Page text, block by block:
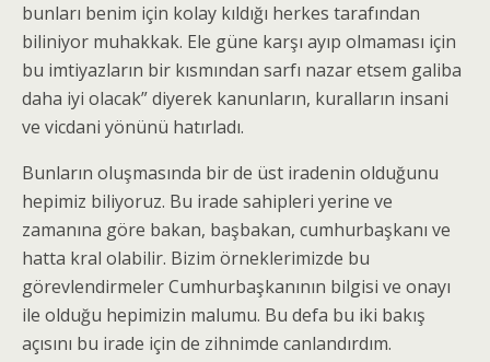
bunları benim için kolay kıldığı herkes tarafından
biliniyor muhakkak. Ele güne karşı ayıp olmaması için
bu imtiyazların bir kısmından sarfı nazar etsem galiba
daha iyi olacak” diyerek kanunların, kuralların insani
ve vicdani yönünü hatırladı.
Bunların oluşmasında bir de üst iradenin olduğunu
hepimiz biliyoruz. Bu irade sahipleri yerine ve
zamanına göre bakan, başbakan, cumhurbaşkanı ve
hatta kral olabilir. Bizim örneklerimizde bu
görevlendirmeler Cumhurbaşkanının bilgisi ve onayı
ile olduğu hepimizin malumu. Bu defa bu iki bakış
açısını bu irade için de zihnimde canlandırdım.